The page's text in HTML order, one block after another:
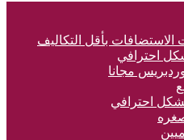
بأقل التكاليف
احترافي
مجانا
احترافي